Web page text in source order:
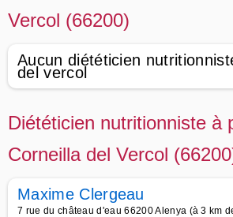
Vercol (66200)
Aucun diététicien
del vercol
Diététicien nutritionniste à
Corneilla del Vercol
Maxime Clergeau
7 rue du château d'eau 66200 Alenya (à 3 km